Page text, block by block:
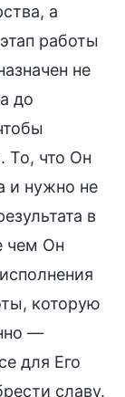
а
работы
не
до
То, что Он
и нужно не
в
чем Он
которую
—
для Его
славу.